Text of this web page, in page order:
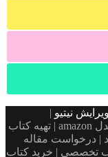
ویرایش نیتیو |
دانلود مقاله | خرید کتاب آمازون | فروش کیندل amazon | تهیه کتاب
| درخواست مقاله
تخصصی | خرید کتاب